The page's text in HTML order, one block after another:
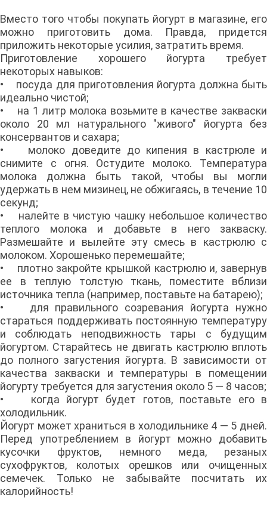
Вместо того чтобы покупать йогурт в магазине, его
можно приготовить дома. Правда, придется
приложить некоторые усилия, затратить время.
Приготовление хорошего йогурта требует
некоторых навыков:
• посуда для приготовления йогурта должна быть
идеально чистой;
• на 1 литр молока возьмите в качестве закваски
около 20 мл натурального "живого" йогурта без
консервантов и сахара;
• молоко доведите до кипения в кастрюле и
снимите с огня. Остудите молоко. Температура
молока должна быть такой, чтобы вы могли
удержать в нем мизинец, не обжигаясь, в течение 10
секунд;
• налейте в чистую чашку небольшое количество
теплого молока и добавьте в него закваску.
Размешайте и вылейте эту смесь в кастрюлю с
молоком. Хорошенько перемешайте;
• плотно закройте крышкой кастрюлю и, завернув
ее в теплую толстую ткань, поместите вблизи
источника тепла (например, поставьте на батарею);
• для правильного созревания йогурта нужно
стараться поддерживать постоянную температуру
и соблюдать неподвижность тары с будущим
йогуртом. Старайтесь не двигать кастрюлю вплоть
до полного загустения йогурта. В зависимости от
качества закваски и температуры в помещении
йогурту требуется для загустения около 5 — 8 часов;
• когда йогурт будет готов, поставьте его в
холодильник.
Йогурт может храниться в холодильнике 4 — 5 дней.
Перед употреблением в йогурт можно добавить
кусочки фруктов, немного меда, резаных
сухофруктов, колотых орешков или очищенных
семечек. Только не забывайте посчитать их
калорийность!